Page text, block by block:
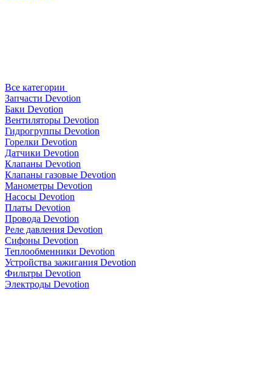
Все категории
Запчасти Devotion
Баки Devotion
Вентиляторы Devotion
Гидрогруппы Devotion
Горелки Devotion
Датчики Devotion
Клапаны Devotion
Клапаны газовые Devotion
Манометры Devotion
Насосы Devotion
Платы Devotion
Провода Devotion
Реле давления Devotion
Сифоны Devotion
Теплообменники Devotion
Устройства зажигания Devotion
Фильтры Devotion
Электроды Devotion